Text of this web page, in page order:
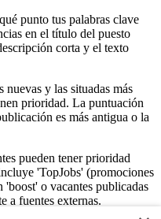
punto tus palabras clave
en el título del puesto
corta y el texto
y las situadas más
prioridad. La puntuación
es más antigua o la
pueden tener prioridad
'TopJobs' (promociones
'boost' o vacantes publicadas
a fuentes externas.